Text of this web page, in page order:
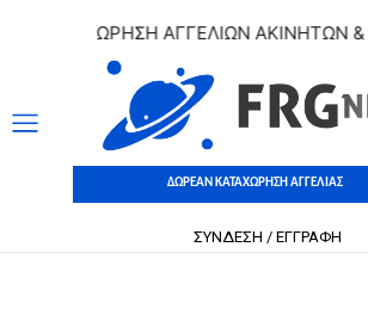
ΑΓΓΕΛΙΩΝ ΑΚΙΝΗΤΩΝ &
ΔΩΡΕΑΝ ΚΑΤΑΧΩΡΗΣΗ ΑΓΓΕΛΙΑΣ
ΣΥΝΔΕΣΗ / ΕΓΓΡΑΦΗ